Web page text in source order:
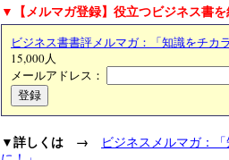
▼【メルマガ登録】役立つビジネス書
ビジネス書書評メルマガ：「知識をチカ
15,000人
メールアドレス：
▼詳しくは →
ビジネスメルマガ：